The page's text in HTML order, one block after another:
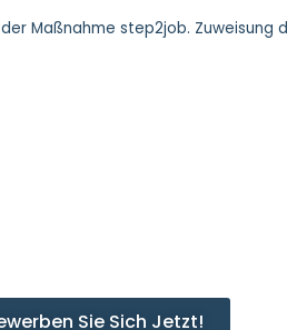
Maßnahme step2job. Zuweisung
Sie Sich Jetzt!